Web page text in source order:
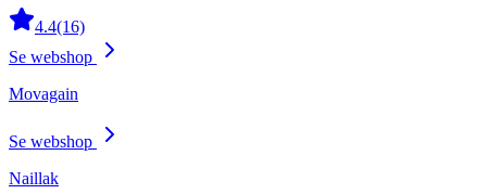
4.4(16)
Se webshop
Movagain
Se webshop
Naillak